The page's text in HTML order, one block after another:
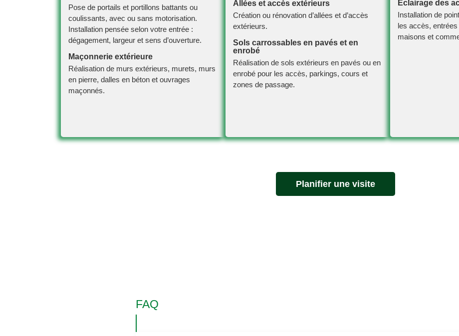
Pose de portails et portillons battants ou
coulissants, avec ou sans motorisation.
Installation pensée selon votre entrée :
dégagement, largeur et sens d’ouverture.
Maçonnerie extérieure
Réalisation de murs extérieurs, murets, murs
en pierre, dalles en béton et ouvrages
maçonnés.
Allées et accès extérieurs
Création ou rénovation d’allées et d’accès
extérieurs.
Sols carrossables en pavés et en
enrobé
Réalisation de sols extérieurs en pavés ou en
enrobé pour les accès, parkings, cours et
zones de passage.
Éclairage des
Installation de
les accès,
maisons et
Planifier une visite
FAQ